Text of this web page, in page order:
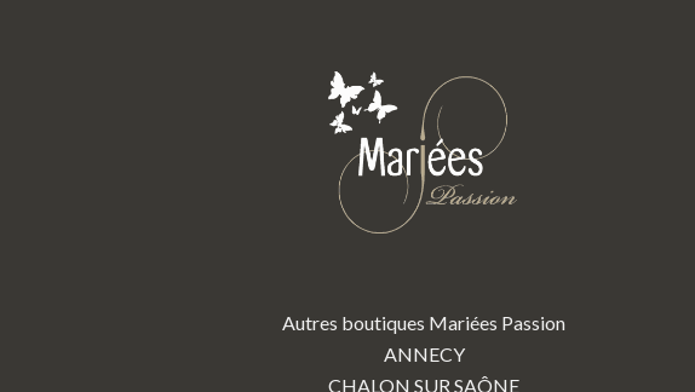
Autres boutiques Mariées Passion
ANNECY
CHALON SUR SAÔNE